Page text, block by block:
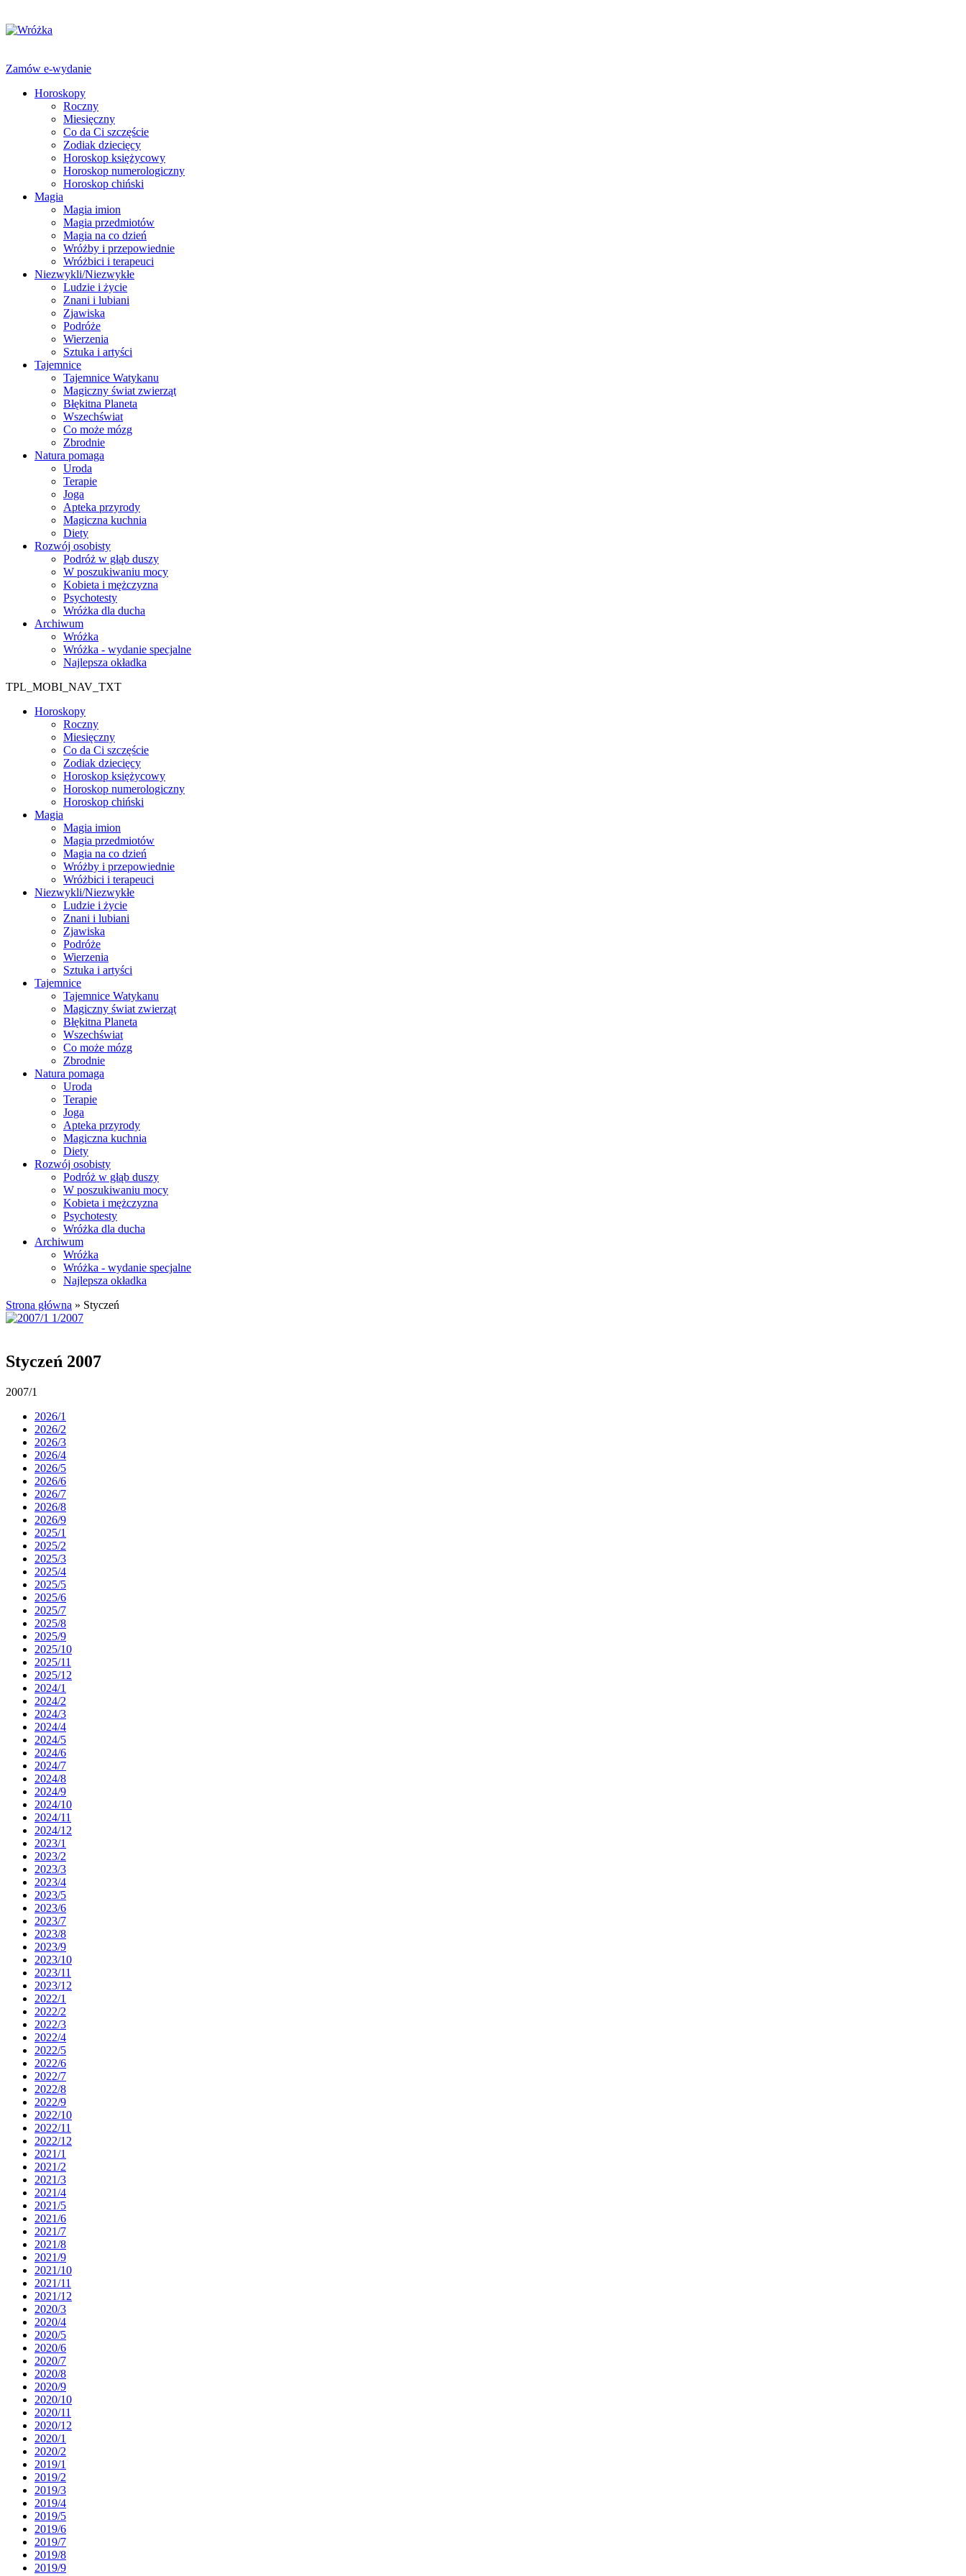
Zamów e-wydanie
Horoskopy
Roczny
Miesięczny
Co da Ci szczęście
Zodiak dziecięcy
Horoskop księżycowy
Horoskop numerologiczny
Horoskop chiński
Magia
Magia imion
Magia przedmiotów
Magia na co dzień
Wróżby i przepowiednie
Wróżbici i terapeuci
Niezwykli/Niezwykłe
Ludzie i życie
Znani i lubiani
Zjawiska
Podróże
Wierzenia
Sztuka i artyści
Tajemnice
Tajemnice Watykanu
Magiczny świat zwierząt
Błękitna Planeta
Wszechświat
Co może mózg
Zbrodnie
Natura pomaga
Uroda
Terapie
Joga
Apteka przyrody
Magiczna kuchnia
Diety
Rozwój osobisty
Podróż w głąb duszy
W poszukiwaniu mocy
Kobieta i mężczyzna
Psychotesty
Wróżka dla ducha
Archiwum
Wróżka
Wróżka - wydanie specjalne
Najlepsza okładka
TPL_MOBI_NAV_TXT
Horoskopy
Roczny
Miesięczny
Co da Ci szczęście
Zodiak dziecięcy
Horoskop księżycowy
Horoskop numerologiczny
Horoskop chiński
Magia
Magia imion
Magia przedmiotów
Magia na co dzień
Wróżby i przepowiednie
Wróżbici i terapeuci
Niezwykli/Niezwykłe
Ludzie i życie
Znani i lubiani
Zjawiska
Podróże
Wierzenia
Sztuka i artyści
Tajemnice
Tajemnice Watykanu
Magiczny świat zwierząt
Błękitna Planeta
Wszechświat
Co może mózg
Zbrodnie
Natura pomaga
Uroda
Terapie
Joga
Apteka przyrody
Magiczna kuchnia
Diety
Rozwój osobisty
Podróż w głąb duszy
W poszukiwaniu mocy
Kobieta i mężczyzna
Psychotesty
Wróżka dla ducha
Archiwum
Wróżka
Wróżka - wydanie specjalne
Najlepsza okładka
Strona główna » Styczeń
Styczeń 2007
2007/1
2026/1
2026/2
2026/3
2026/4
2026/5
2026/6
2026/7
2026/8
2026/9
2025/1
2025/2
2025/3
2025/4
2025/5
2025/6
2025/7
2025/8
2025/9
2025/10
2025/11
2025/12
2024/1
2024/2
2024/3
2024/4
2024/5
2024/6
2024/7
2024/8
2024/9
2024/10
2024/11
2024/12
2023/1
2023/2
2023/3
2023/4
2023/5
2023/6
2023/7
2023/8
2023/9
2023/10
2023/11
2023/12
2022/1
2022/2
2022/3
2022/4
2022/5
2022/6
2022/7
2022/8
2022/9
2022/10
2022/11
2022/12
2021/1
2021/2
2021/3
2021/4
2021/5
2021/6
2021/7
2021/8
2021/9
2021/10
2021/11
2021/12
2020/3
2020/4
2020/5
2020/6
2020/7
2020/8
2020/9
2020/10
2020/11
2020/12
2020/1
2020/2
2019/1
2019/2
2019/3
2019/4
2019/5
2019/6
2019/7
2019/8
2019/9